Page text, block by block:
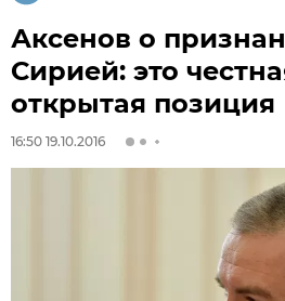
Аксенов о
Сирией: это
открытая позиция
16:50 19.10.2016